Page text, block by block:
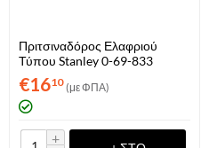
Πριτσιναδόρος Ελαφριού
Τύπου Stanley 0-69-833
€1610 (με ΦΠΑ)
+